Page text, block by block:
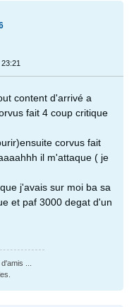
content d'arrivé a
fait 4 coup critique
corvus fait
il m'attaque ( je
j'avais sur moi ba sa
et paf 3000 degat d'un
...